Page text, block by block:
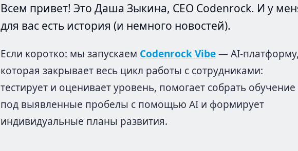
Всем привет! Это Даша Зыкина, CEO Codenrock. И у
для вас есть история (и немного новостей).
Если коротко: мы запускаем Codenrock Vibe— AI-
которая закрывает весь цикл работы с сотрудниками:
тестирует и оценивает уровень, помогает собрать обучение
под выявленные пробелы с помощью AI и формирует
индивидуальные планы развития.